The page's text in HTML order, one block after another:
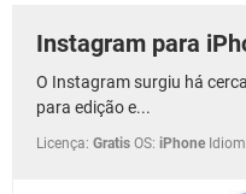
Instagram para
O Instagram surgiu há
para edição e...
Licença: Gratis OS: iPhone